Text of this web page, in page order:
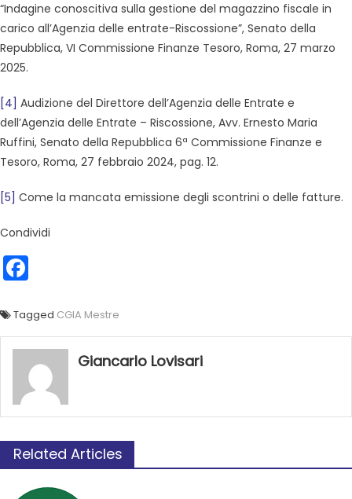
“Indagine conoscitiva sulla gestione del magazzino fiscale in
carico all’Agenzia delle entrate-Riscossione”, Senato della
Repubblica, VI Commissione Finanze Tesoro, Roma, 27 marzo
2025.
[4] Audizione del Direttore dell’Agenzia delle Entrate e
dell’Agenzia delle Entrate – Riscossione, Avv. Ernesto Maria
Ruffini, Senato della Repubblica 6ª Commissione Finanze e
Tesoro, Roma, 27 febbraio 2024, pag. 12.
[5] Come la mancata emissione degli scontrini o delle fatture.
Condividi
Tagged CGIA Mestre
Giancarlo Lovisari
Related Articles